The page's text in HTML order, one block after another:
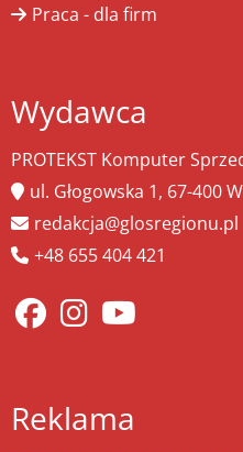
Praca - dla firm
Wydawca
PROTEKST Komputer
ul. Głogowska 1, 67-400
redakcja@glosregionu.pl
+48 655 404 421
Reklama